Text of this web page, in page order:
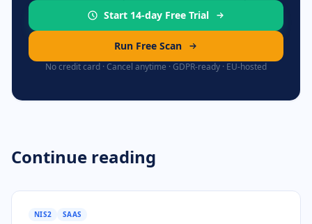
Start 14-day Free Trial
Run Free Scan
No credit card · Cancel anytime · GDPR-ready · EU-hosted
Continue reading
NIS2 SAAS